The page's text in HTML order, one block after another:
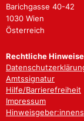
Barichgasse 40-42
1030 Wien
Österreich
Rechtliche
Amtssignatur
Hilfe/Barrierefreiheit
Impressum